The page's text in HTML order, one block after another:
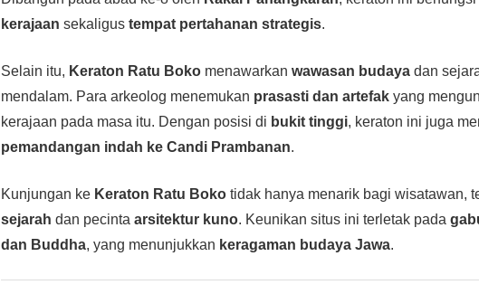
kerajaan sekaligustempat pertahanan strategis.
Selain itu, Keraton Ratu Boko menawarkanwawasan budaya dan
mendalam. Para arkeolog menemukan prasasti dan artefak yang
kerajaan pada masa itu. Dengan posisi di bukit tinggi, keraton ini juga
pemandangan indah ke Candi Prambanan.
Kunjungan ke Keraton Ratu Boko tidak hanya menarik bagi wisatawan,
sejarah dan pecintaarsitektur kuno. Keunikan situs ini terletak pada
dan Buddha, yang menunjukkan keragaman budaya Jawa.